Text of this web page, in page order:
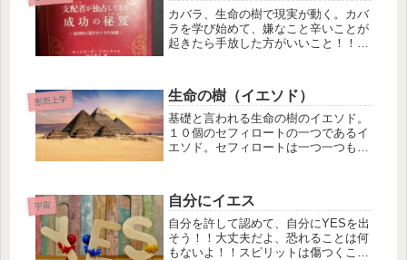
カバラ、生命の樹で現実が動く。カバ
ラを学び始めて、嫌なこと辛いことが
起きたら手放した方がいいこと！！氣
形而上学 生命の樹（イエソド）
基礎と言われる生命の樹のイエソド。
１０個のセフィロートの一つであるイ
エソド。セフィロートは一つ一つも大
きているなと感心する。まだまだ学び
は続きます。ずっと学ぶことで進化成
長...
宇宙 自分にイエス
自分を許して認めて、自分にYESを出
そう！！大丈夫だよ、恐れることは何
もないよ！！スピリットは傷つくこと